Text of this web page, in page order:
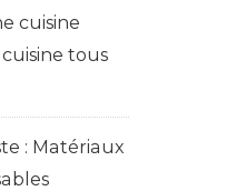
cuisine
tous
: Matériaux